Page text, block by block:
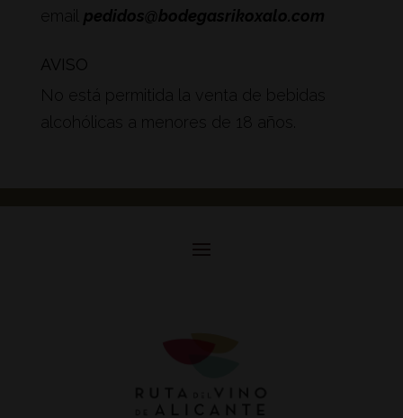
email pedidos@bodegasrikoxalo.com
AVISO
No está permitida la venta de bebidas
alcohólicas a menores de 18 años.